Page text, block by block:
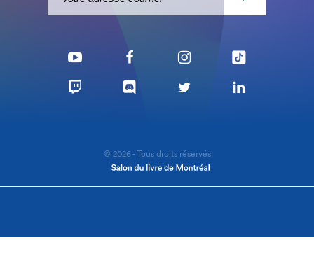
© 2026 - Tous droits réservés